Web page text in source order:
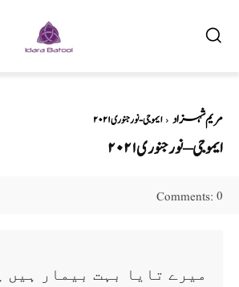
مریم شہزاد ایموجی - نور جنوری ۲۰۲۱
ایموجی – نور جنوری ۲۰۲۱
Comments: 0